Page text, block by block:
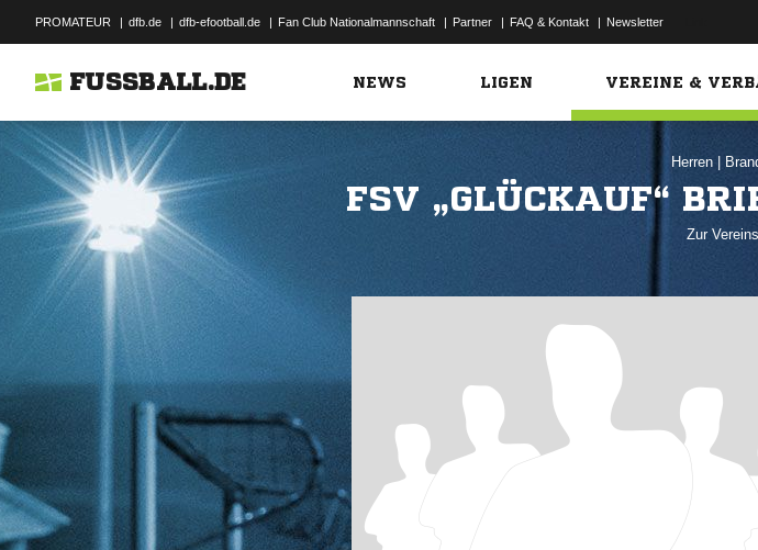
PROMATEUR | dfb.de | dfb-efootball.de | Fan Club Nationalmannschaft | Partner | FAQ & Kontakt | Newsletter
FUSSBALL.DE NEWS LIGEN VEREINE &
Herren
FSV „GLÜCKAUF“
Zur